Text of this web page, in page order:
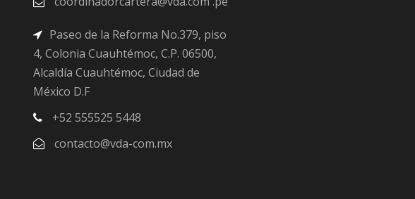
Paseo de la Reforma No.379, piso
4, Colonia Cuauhtémoc, C.P. 06500,
Alcaldía Cuauhtémoc, Ciudad de
México D.F
+52 555525 5448
contacto@vda-com.mx